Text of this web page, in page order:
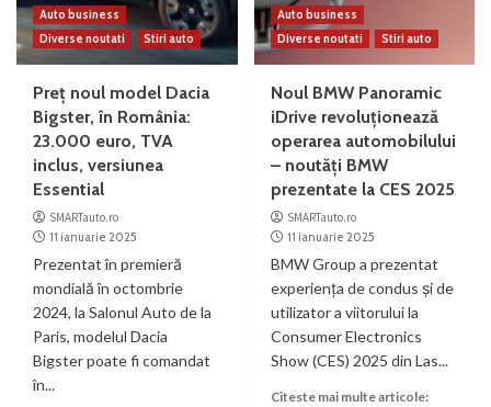
Auto business
Diverse noutati
Stiri auto
Preț noul model Dacia
Bigster, în România:
23.000 euro, TVA
inclus, versiunea
Essential
SMARTauto.ro
11 ianuarie 2025
Prezentat în premieră
mondială în octombrie
2024, la Salonul Auto de la
Paris, modelul Dacia
Bigster poate fi comandat
în...
Auto business
Diverse noutati
Stiri auto
Noul BMW Panoramic
iDrive revoluţionează
operarea automobilului
– noutăți BMW
prezentate la CES 2025
SMARTauto.ro
11 ianuarie 2025
BMW Group a prezentat
experienţa de condus şi de
utilizator a viitorului la
Consumer Electronics
Show (CES) 2025 din Las...
Citeste mai multe articole: